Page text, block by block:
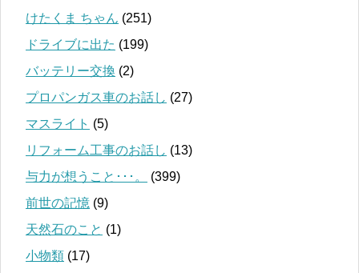
けたくま ちゃん (251)
ドライブに出た (199)
バッテリー交換 (2)
プロパンガス車のお話し (27)
マスライト (5)
リフォーム工事のお話し (13)
与力が想うこと･･･。
(399)
前世の記憶 (9)
天然石のこと (1)
小物類 (17)